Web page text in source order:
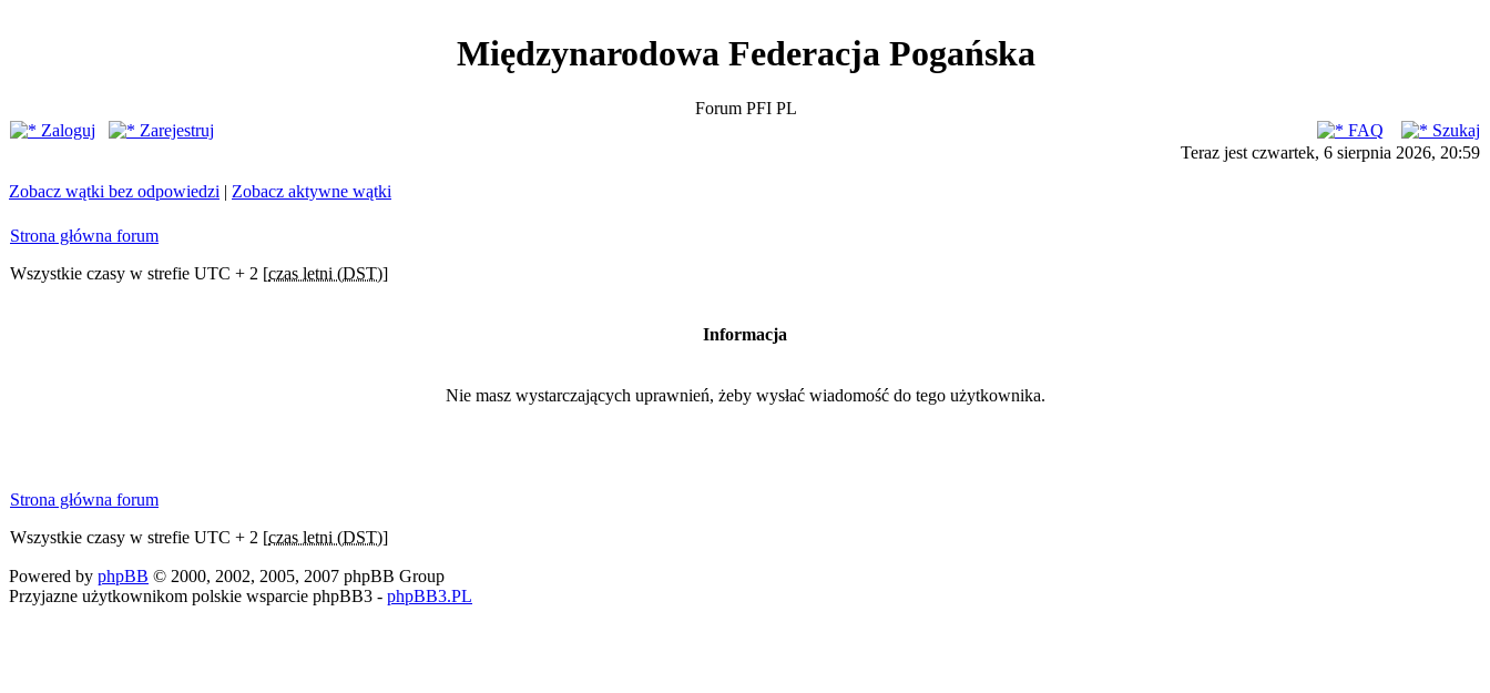
Międzynarodowa Federacja Pogańska
Forum PFI PL
Zaloguj
Zarejestruj FAQ
Szukaj
Teraz jest czwartek, 6 sierpnia 2026, 20:59
Zobacz wątki bez odpowiedzi | Zobacz aktywne wątki
Strona główna forum
Wszystkie czasy w strefie UTC + 2 [czas letni (DST)]
Informacja
Nie masz wystarczających uprawnień, żeby wysłać wiadomość do tego użytkownika.
Strona główna forum
Wszystkie czasy w strefie UTC + 2 [czas letni (DST)]
Powered by phpBB © 2000, 2002, 2005, 2007 phpBB Group
Przyjazne użytkownikom polskie wsparcie phpBB3 - phpBB3.PL